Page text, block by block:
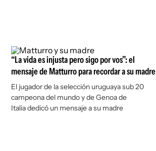
“La vida es injusta pero sigo por vos”: el
mensaje de Matturro para recordar a su madre
El jugador de la selección uruguaya sub 20
campeona del mundo y de Genoa de
Italia dedicó un mensaje a su madre